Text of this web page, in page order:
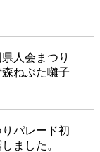
人会まつり
ねぶた囃子
パレード初
ました。